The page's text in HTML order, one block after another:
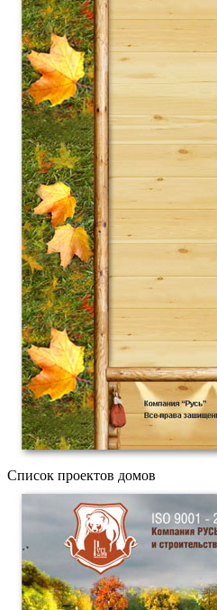
Список проектов домов